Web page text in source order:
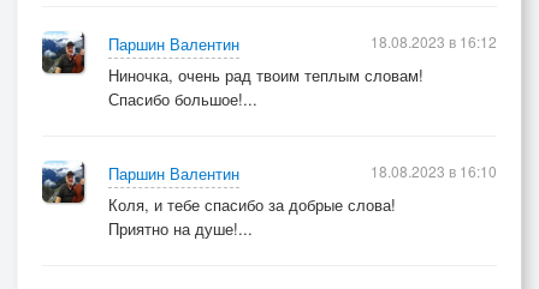
Паршин Валентин
Ниночка, очень рад твоим теплым словам!
Спасибо большое!...
18.08.2023 в 16:12
Паршин Валентин
Коля, и тебе спасибо за добрые слова!
Приятно на душе!...
18.08.2023 в 16:10